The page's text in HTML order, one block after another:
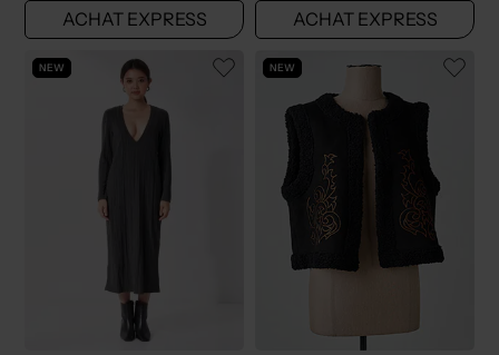
ACHAT EXPRESS ACHAT EXPRESS
NEW NEW